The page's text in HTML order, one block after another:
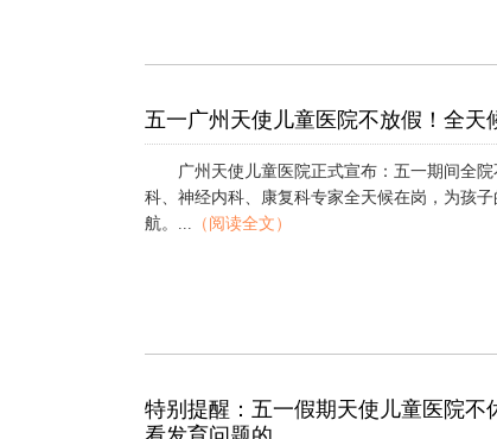
五一广州天使儿童医院不放假！全天
广州天使儿童医院正式宣布：五一期间全
科、神经内科、康复科专家全天候在岗，为孩
航。... （阅读全文）
特别提醒：五一假期天使儿童医院不